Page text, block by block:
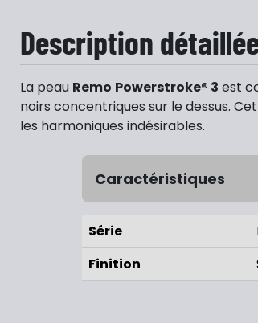
Description
La peau Remo Powerstroke® 3 est
noirs concentriques sur le dessus.
les harmoniques indésirables.
Caractéristiques
Série
Finition